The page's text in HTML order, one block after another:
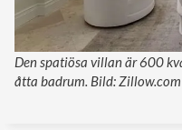
Den spatiösa villan är 600
åtta badrum. Bild: Zillow.com